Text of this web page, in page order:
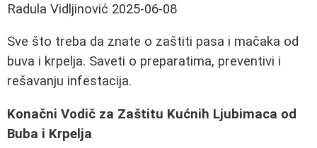
Radula Vidljinović 2025-06-08
Sve što treba da znate o zaštiti pasa i mačaka od
buva i krpelja. Saveti o preparatima, preventivi i
rešavanju infestacija.
Konačni Vodič za Zaštitu Kućnih Ljubimaca od
Buba i Krpelja